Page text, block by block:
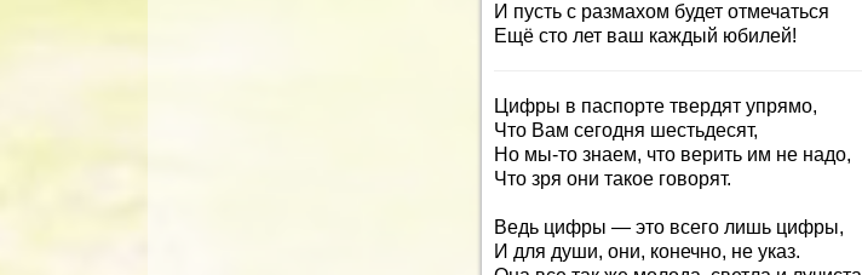
И пусть с размахом будет отмечаться
Ещё сто лет ваш каждый юбилей!
Цифры в паспорте твердят упрямо,
Что Вам сегодня шестьдесят,
Но мы-то знаем, что верить им не надо,
Что зря они такое говорят.
Ведь цифры — это всего лишь цифры,
И для души, они, конечно, не указ.